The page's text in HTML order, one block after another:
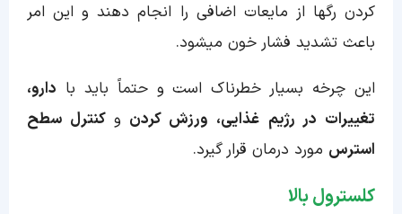
کردن رگها از مایعات اضافی را انجام دهند و این امر
باعث تشدید فشار خون میشود.
این چرخه بسیار خطرناک است و حتماً باید با دارو،
تغییرات در رژیم غذایی، ورزش کردن و کنترل سطح
استرس مورد درمان قرار گیرد.
کلسترول بالا